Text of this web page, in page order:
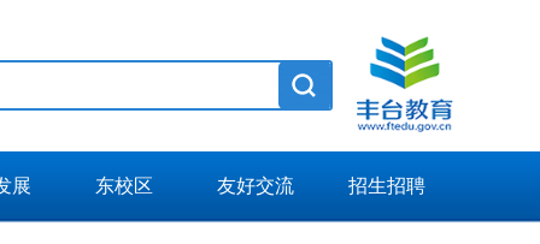
展 东校区 友好交流 招生招聘